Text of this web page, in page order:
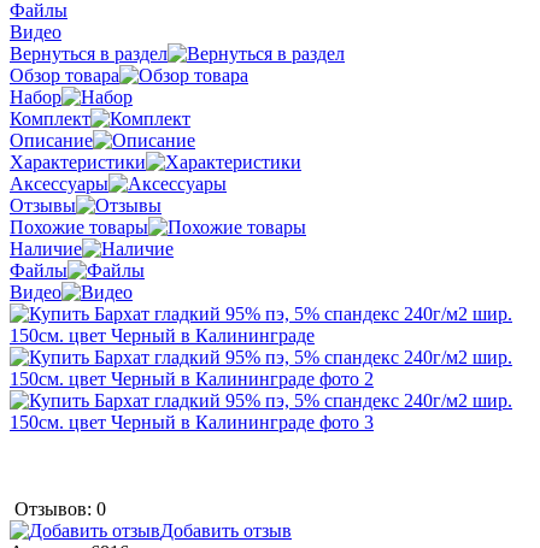
Файлы
Видео
Вернуться в раздел
Обзор товара
Набор
Комплект
Описание
Характеристики
Аксессуары
Отзывы
Похожие товары
Наличие
Файлы
Видео
Отзывов: 0
Добавить отзыв